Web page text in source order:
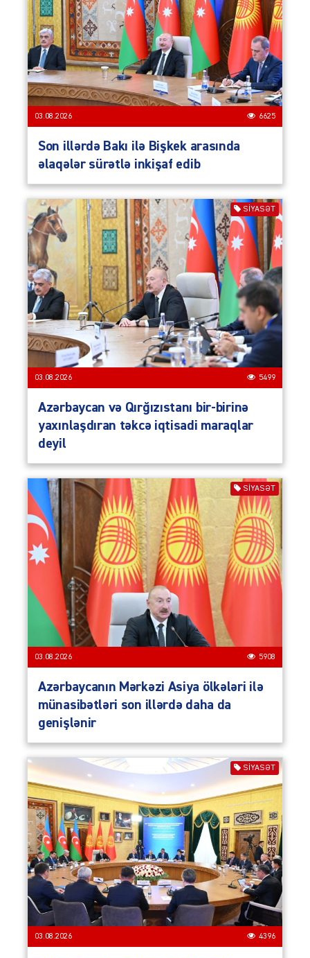
03.08.2026 6625
Son illərdə Bakı ilə Bişkek arasında
əlaqələr sürətlə inkişaf edib
SIYASƏT
03.08.2026 5499
Azərbaycan və Qırğızıstanı bir-birinə
yaxınlaşdıran təkcə iqtisadi maraqlar
deyil
SIYASƏT
03.08.2026 5908
Azərbaycanın Mərkəzi Asiya ölkələri ilə
münasibətləri son illərdə daha da
genişlənir
SIYASƏT
03.08.2026 4396